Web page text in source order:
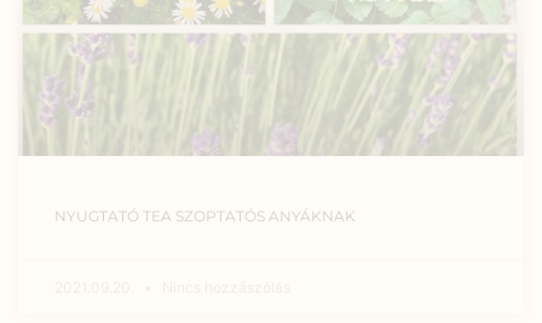
NYUGTATÓ TEA SZOPTATÓS ANYÁKNAK